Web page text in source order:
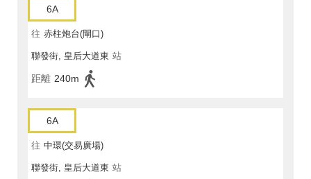
6A
往 赤柱炮台(閘口)
聯發街, 皇后大道東 站
距離 240m
6A
往 中環(交易廣場)
聯發街, 皇后大道東 站